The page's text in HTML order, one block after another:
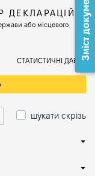
або місцевого
СТАТИСТИЧНІ ДАНІ
шукати скрізь
Зміст документа